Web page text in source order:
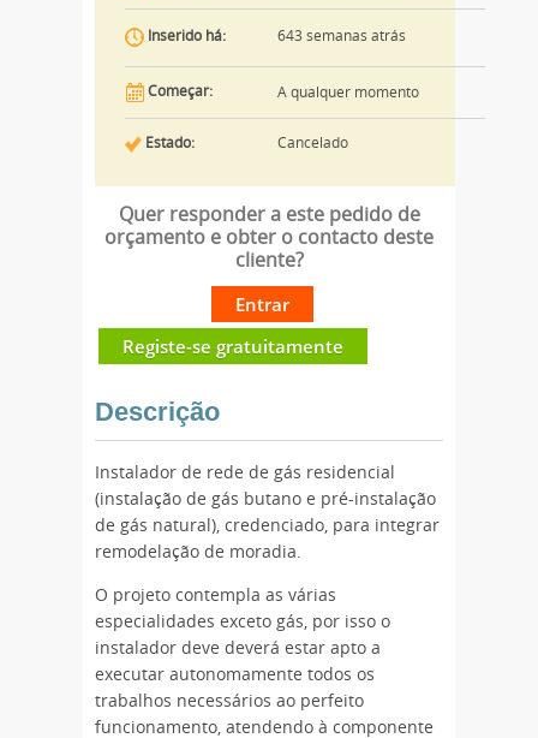
Inserido há: 643 semanas atrás
Começar: A qualquer momento
Estado: Cancelado
Quer responder a este pedido de
orçamento e obter o contacto deste
cliente?
Entrar
Registe-se gratuitamente
Descrição
Instalador de rede de gás residencial
(instalação de gás butano e pré-instalação
de gás natural), credenciado, para integrar
remodelação de moradia.
O projeto contempla as várias
especialidades exceto gás, por isso o
instalador deve deverá estar apto a
executar autonomamente todos os
trabalhos necessários ao perfeito
funcionamento, atendendo à componente